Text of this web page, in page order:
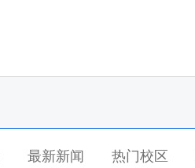
最新新闻 热门校区